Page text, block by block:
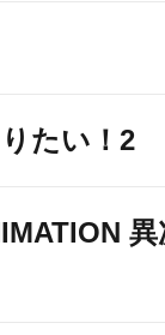
たい！2